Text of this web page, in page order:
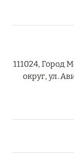
111024, Город
округ, ул.